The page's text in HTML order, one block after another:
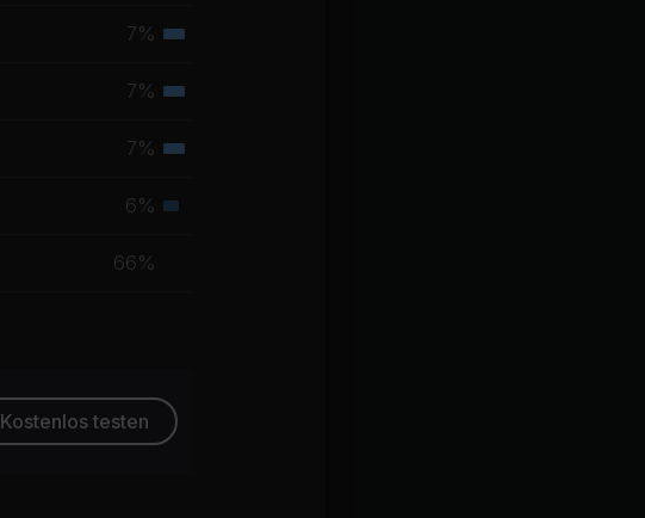
7% Tertiäre
7% Tertiäre
7% Tertiäre
6% Sekundäre
66%
Kostenlos testen